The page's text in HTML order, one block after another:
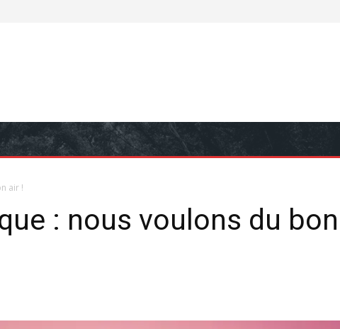
air !
: nous voulons du